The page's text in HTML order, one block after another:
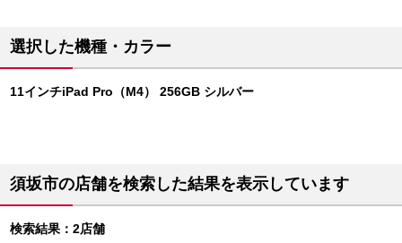
選択した機種・カラー
11インチiPad Pro（M4） 256GB シルバー
須坂市の店舗を検索した結果を表示しています
検索結果：2店舗